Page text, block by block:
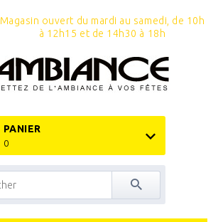
Magasin ouvert du mardi au samedi, de 10h
à 12h15 et de 14h30 à 18h
PANIER
0